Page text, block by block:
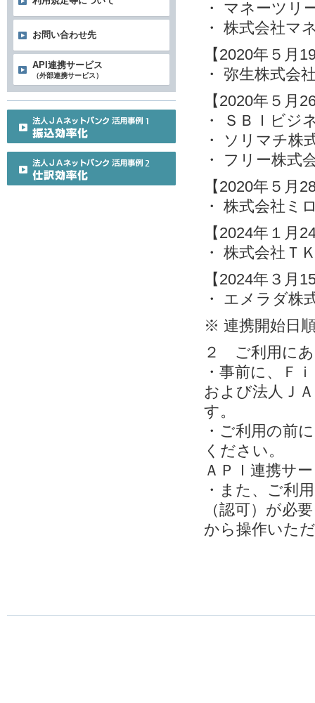
・ マネーツリ
・ 株式会社マ
【2020年５月
・ 弥生株式会
【2020年５月
・ ＳＢＩビジ
・ ソリマチ株
・ フリー株式
【2020年５月
・ 株式会社ミ
【2024年１月
・ 株式会社Ｔ
【2024年３月
・ エメラダ株
※ 連携開始日
２ ご利用に
・事前に、Ｆ
および法人Ｊ
す。
・ご利用の前
ください。
ＡＰＩ連携サ
・また、ご利
（認可）が必
から操作いた
お問い合わせ先
API連携サービス
（外部連携サービス）